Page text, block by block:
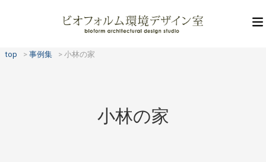
top 事例集 小林の家
小林の家